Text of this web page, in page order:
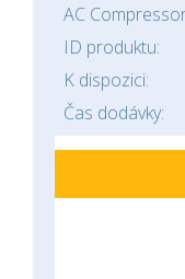
AC
ID produktu:
K dispozici:
Čas dodávky: